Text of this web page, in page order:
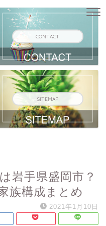
CONTACT
SITEMAP
岩手県盛岡市？
族構成まとめ
2021年1月10日